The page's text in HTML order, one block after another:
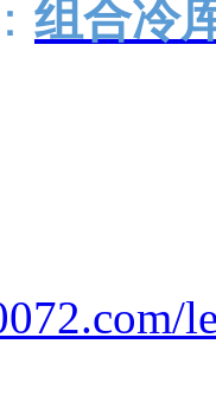
组合冷